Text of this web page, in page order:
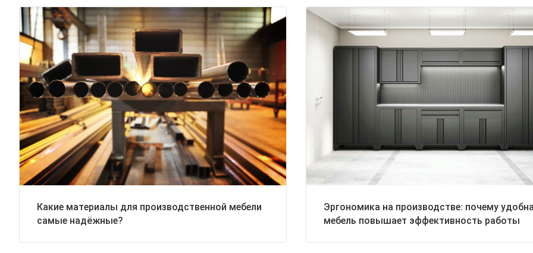
Какие материалы для производственной мебели
самые надёжные?
Эргономика на производстве: почему
мебель повышает эффективность работы